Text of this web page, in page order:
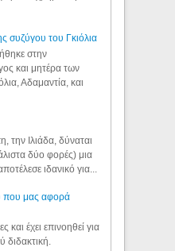
συζύγου του Γκιόλια
στην
και μητέρα των
Αδαμαντία, και
την Ιλιάδα, δύναται
δύο φορές) μια
ιδανικό για...
που μας αφορά
έχει επινοηθεί για
διδακτική.